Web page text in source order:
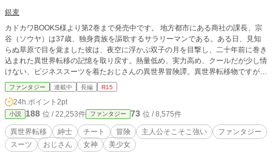
銀麦
カドカワBOOKS様より第2巻まで発売中です。 地方都市にある商社の課長、宗
谷（ソウヤ）は37歳、独身貴族を謳歌するサラリーマンである。ある日、見知
らぬ草原で目を覚ました彼は、夜空に浮かぶ双子の月を目撃し、二十年前に巻き
込まれた異世界転移の記憶を取り戻す。熱量低め、実力高め、クールだが少し情
けない、ビジネススーツを着たおじさんの異世界冒険譚。異世界転移物ですが、
古風のファンタジーの雰囲気が混ざっているかもしれません。※カクヨム様でも
掲載されています。
ファンタジー 連載中 長編 R15
24h.ポイント 2pt
小説 188 位 / 22,253件 ファンタジー 73 位 / 8,575件
異世界転移 紳士 チート 冒険 主人公そこそこ強い
ファンタジー
スーツ
おじさん 女神 美少女